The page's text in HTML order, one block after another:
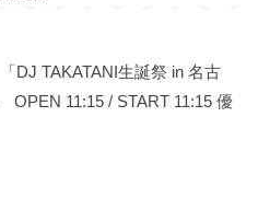
DJ TAKATANI生誕祭 in 名古
OPEN 11:15 / START 11:15 優